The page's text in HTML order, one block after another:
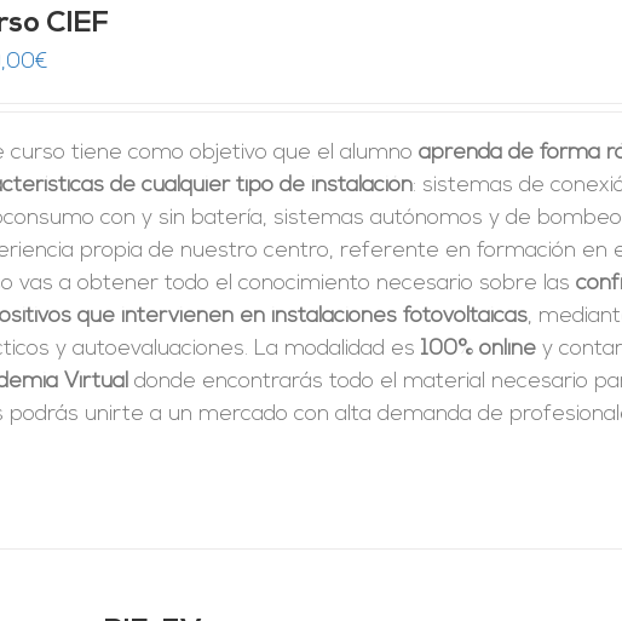
CIEF
€
curso tiene como objetivo que el alumnoaprenda de forma
de cualquier tipo de instalación: sistemas de
con y sin batería, sistemas autónomos y de
propia de nuestro centro, referente en formación en
vas a obtener todo el conocimiento necesario sobre las
que intervienen en instalaciones fotovoltaicas,
y autoevaluaciones. La modalidad es100% online y
Virtual donde encontrarás todo el material necesario
podrás unirte a un mercado con alta demanda de